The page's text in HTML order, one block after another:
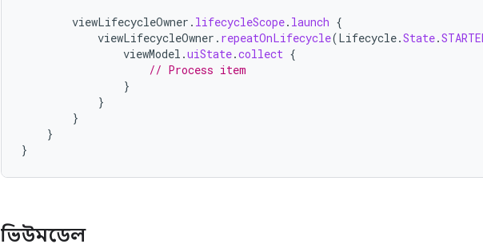
viewLifecycleOwner . lifecycleScope. launch {
viewLifecycleOwner . repeatOnLifecycle(Lifecycle.State.
viewModel .uiState.collect {
// Process item
}
}
}
}
}
ভিউমডেল